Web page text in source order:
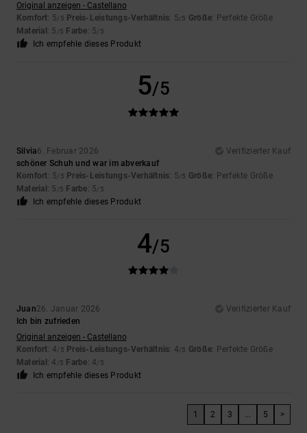
Original anzeigen - Castellano
Komfort: 5/5 Preis-Leistungs-Verhältnis: 5/5 Größe: Perfekte Größe
Material : 5 /5 Farbe: 5/5
Ich empfehle dieses Produkt
5/5
Silvia6. Februar 2026
Verifizierter Kauf
schöner Schuh und war im abverkauf
Komfort: 5/5 Preis-Leistungs-Verhältnis: 5/5 Größe: Perfekte Größe
Material : 5 /5 Farbe: 5/5
Ich empfehle dieses Produkt
4/5
Juan26. Januar 2026
Verifizierter Kauf
Ich bin zufrieden
Original anzeigen - Castellano
Komfort: 4/5 Preis-Leistungs-Verhältnis: 4/5 Größe: Perfekte Größe
Material : 4 /5 Farbe: 4/5
Ich empfehle dieses Produkt
1 2 3 ... 5 >